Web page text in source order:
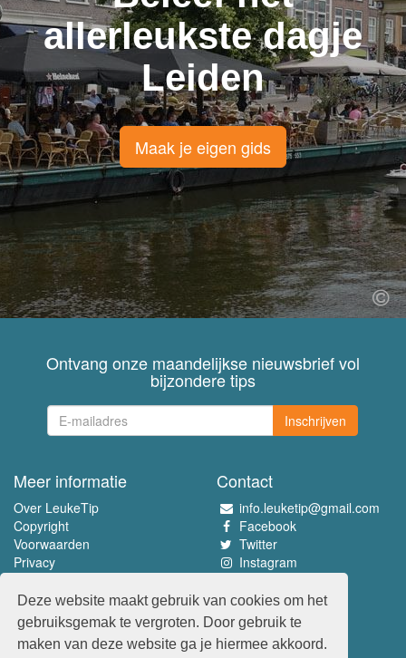
Deze website maakt gebruik van cookies om het
gebruiksgemak te vergroten. Door gebruik te
maken van deze website ga je hiermee akkoord.
allerleukste dagje
Leiden
Maak je eigen gids
Ontvang onze maandelijkse nieuwsbrief vol
bijzondere tips
Inschrijven
Meer informatie
Over LeukeTip
Copyright
Voorwaarden
Privacy
Contact
info.leuketip@gmail.com
Facebook
Twitter
Instagram
Beleef het allerleukste
www.leuketip.nl